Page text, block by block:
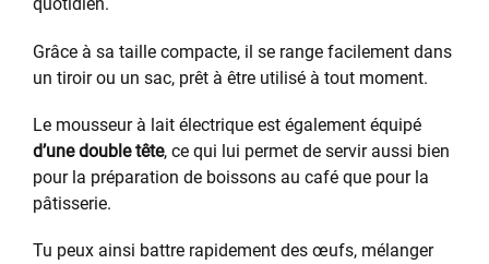
quotidien.
Grâce à sa taille compacte, il se range facilement dans
un tiroir ou un sac, prêt à être utilisé à tout moment.
Le mousseur à lait électrique est également équipé
d’une double tête, ce qui lui permet de servir aussi bien
pour la préparation de boissons au café que pour la
pâtisserie.
Tu peux ainsi battre rapidement des œufs, mélanger